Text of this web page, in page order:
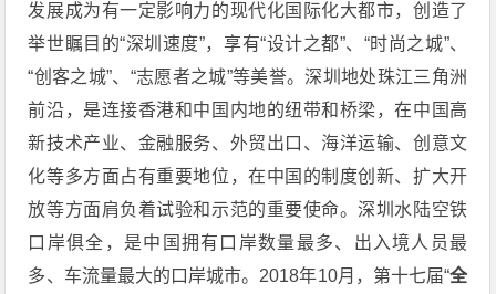
发展成为有一定影响力的现代化国际化大都市，创造了
举世瞩目的“深圳速度”，享有“设计之都”、“时尚之城”、
“创客之城”、“志愿者之城”等美誉。深圳地处珠江三角洲
前沿，是连接香港和中国内地的纽带和桥梁，在中国高
新技术产业、金融服务、外贸出口、海洋运输、创意文
化等多方面占有重要地位，在中国的制度创新、扩大开
放等方面肩负着试验和示范的重要使命。深圳水陆空铁
口岸俱全，是中国拥有口岸数量最多、出入境人员最
多、车流量最大的口岸城市。2018年10月，第十七届“全